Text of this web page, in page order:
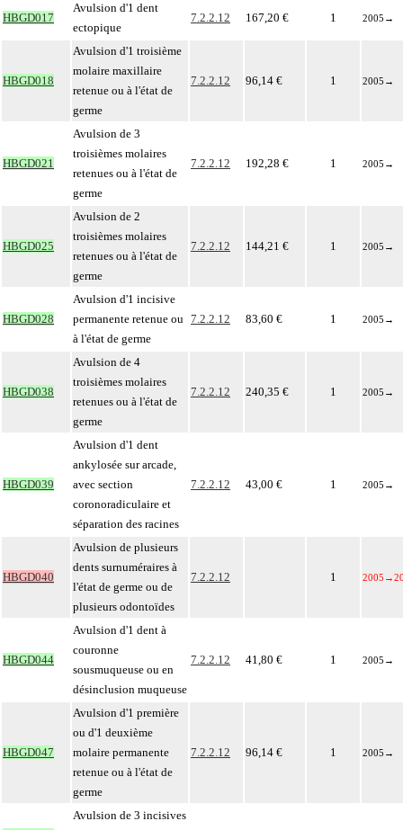
HBGD017
Avulsion d'1 dent
ectopique
7.2.2.12 167,20 € 1 2005 →
HBGD018
Avulsion d'1 troisième
molaire maxillaire
retenue ou à l'état de
germe
7.2.2.12 96,14 € 1 2005 →
HBGD021
Avulsion de 3
troisièmes molaires
retenues ou à l'état de
germe
7.2.2.12 192,28 € 1 2005 →
HBGD025
Avulsion de 2
troisièmes molaires
retenues ou à l'état de
germe
7.2.2.12 144,21 € 1 2005 →
HBGD028
Avulsion d'1 incisive
permanente retenue ou
à l'état de germe
7.2.2.12 83,60 € 1 2005 →
HBGD038
Avulsion de 4
troisièmes molaires
retenues ou à l'état de
germe
7.2.2.12 240,35 € 1 2005 →
HBGD039
Avulsion d'1 dent
ankylosée sur arcade,
avec section
coronoradiculaire et
séparation des racines
7.2.2.12 43,00 € 1 2005 →
HBGD040
Avulsion de plusieurs
dents surnuméraires à
l'état de germe ou de
plusieurs odontoïdes
7.2.2.12 1 2005 →
HBGD044
Avulsion d'1 dent à
couronne
sousmuqueuse ou en
désinclusion muqueuse
7.2.2.12 41,80 € 1 2005 →
HBGD047
Avulsion d'1 première
ou d'1 deuxième
molaire permanente
retenue ou à l'état de
germe
7.2.2.12 96,14 € 1 2005 →
Avulsion de 3 incisives